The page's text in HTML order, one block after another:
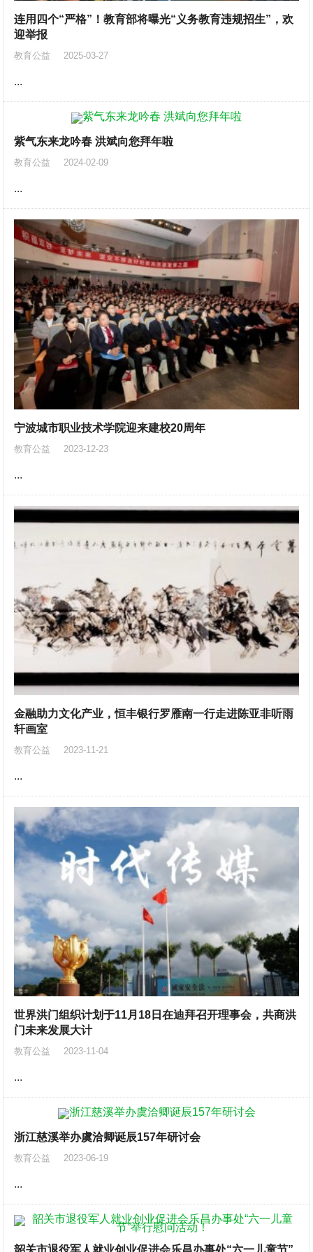
连用四个“严格”！教育部将曝光“义务教育违规招生”，欢
迎举报
教育公益 2025-03-27
...
紫气东来龙吟春 洪斌向您拜年啦
教育公益 2024-02-09
...
宁波城市职业技术学院迎来建校20周年
教育公益 2023-12-23
...
金融助力文化产业，恒丰银行罗雁南一行走进陈亚非听雨
轩画室
教育公益 2023-11-21
...
世界洪门组织计划于11月18日在迪拜召开理事会，共商洪
门未来发展大计
教育公益 2023-11-04
...
浙江慈溪举办虞洽卿诞辰157年研讨会
教育公益 2023-06-19
...